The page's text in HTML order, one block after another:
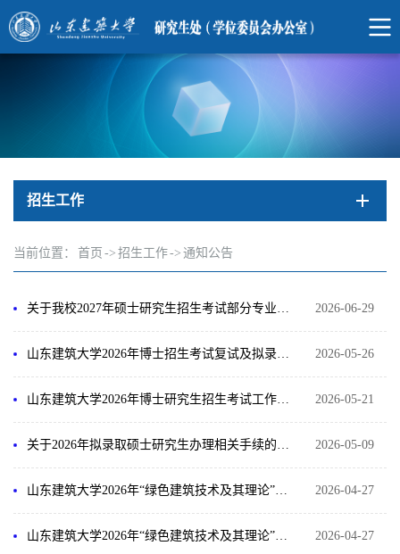
招生工作
当前位置： 首页 -> 招生工作-> 通知公告
2026-06-29
2026-05-26
2026-05-21
2026-05-09
2026-04-27
2026-04-27